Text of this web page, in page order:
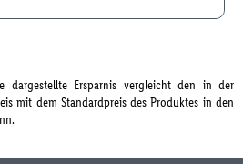
dargestellte Ersparnis vergleicht den in der
mit dem Standardpreis des Produktes in den